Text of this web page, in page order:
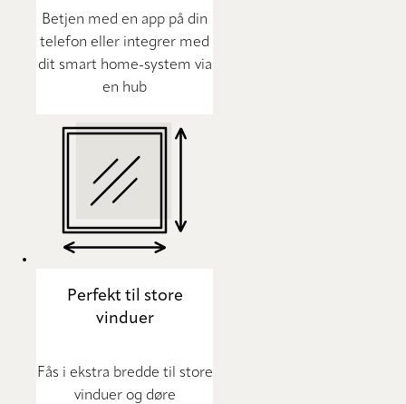
Betjen med en app på din
telefon eller integrer med
dit smart home-system via
en hub
Perfekt til store
vinduer
Fås i ekstra bredde til store
vinduer og døre